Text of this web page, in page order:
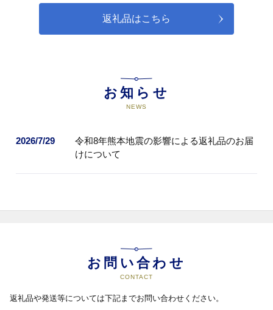
学校進路応援事業(川内高等学校)
次世代の人材を輩出する川内商工
学校進路応援事業(れいめい高等学
次世代の人材を輩出するれいめい
返礼品はこちら
お知らせ
NEWS
2026/7/29
令和8年熊本地震の影響による返礼品のお届
けについて
お問い合わせ
CONTACT
返礼品や発送等については下記までお問い合わせください。